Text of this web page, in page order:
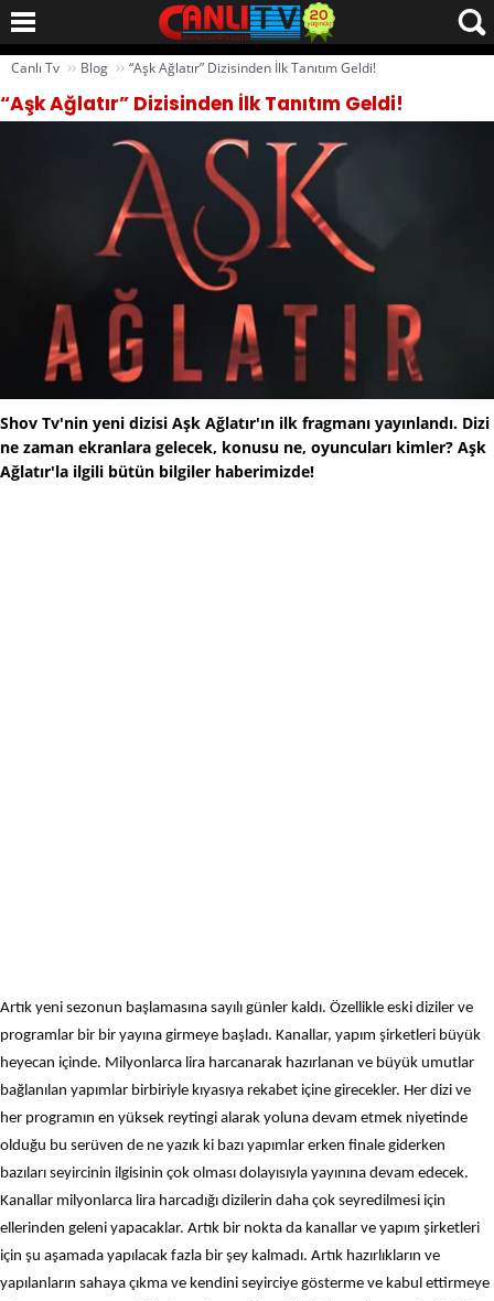
Canlı Tv ›› Blog ›› “Aşk Ağlatır” Dizisinden İlk Tanıtım Geldi!
“Aşk Ağlatır” Dizisinden İlk Tanıtım Geldi!
Shov Tv'nin yeni dizisi Aşk Ağlatır'ın ilk fragmanı yayınlandı. Dizi
ne zaman ekranlara gelecek, konusu ne, oyuncuları kimler? Aşk
Ağlatır'la ilgili bütün bilgiler haberimizde!
Artık yeni sezonun başlamasına sayılı günler kaldı. Özellikle eski diziler ve
programlar bir bir yayına girmeye başladı. Kanallar, yapım şirketleri büyük
heyecan içinde. Milyonlarca lira harcanarak hazırlanan ve büyük umutlar
bağlanılan yapımlar birbiriyle kıyasıya rekabet içine girecekler. Her dizi ve
her programın en yüksek reytingi alarak yoluna devam etmek niyetinde
olduğu bu serüven de ne yazık ki bazı yapımlar erken finale giderken
bazıları seyircinin ilgisinin çok olması dolayısıyla yayınına devam edecek.
Kanallar milyonlarca lira harcadığı dizilerin daha çok seyredilmesi için
ellerinden geleni yapacaklar. Artık bir nokta da kanallar ve yapım şirketleri
için şu aşamada yapılacak fazla bir şey kalmadı. Artık hazırlıkların ve
yapılanların sahaya çıkma ve kendini seyirciye gösterme ve kabul ettirmeye